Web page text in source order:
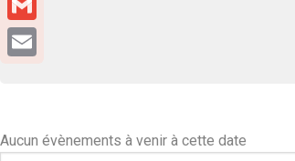
Aucun évènements à venir à cette date
Gmail